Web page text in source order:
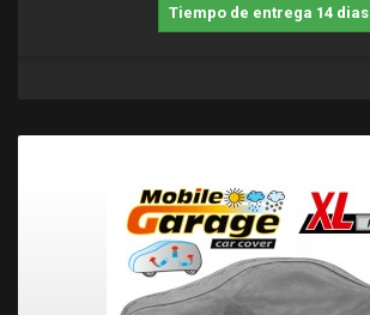
Tiempo de entrega 14 dias